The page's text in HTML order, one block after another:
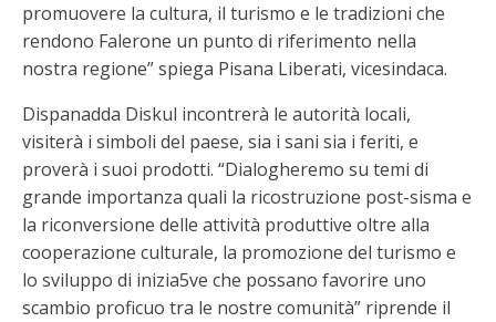
promuovere la cultura, il turismo e le tradizioni che
rendono Falerone un punto di riferimento nella
nostra regione” spiega Pisana Liberati, vicesindaca.
Dispanadda Diskul incontrerà le autorità locali,
visiterà i simboli del paese, sia i sani sia i feriti, e
proverà i suoi prodotti. “Dialogheremo su temi di
grande importanza quali la ricostruzione post-sisma e
la riconversione delle attività produttive oltre alla
cooperazione culturale, la promozione del turismo e
lo sviluppo di inizia5ve che possano favorire uno
scambio proficuo tra le nostre comunità” riprende il